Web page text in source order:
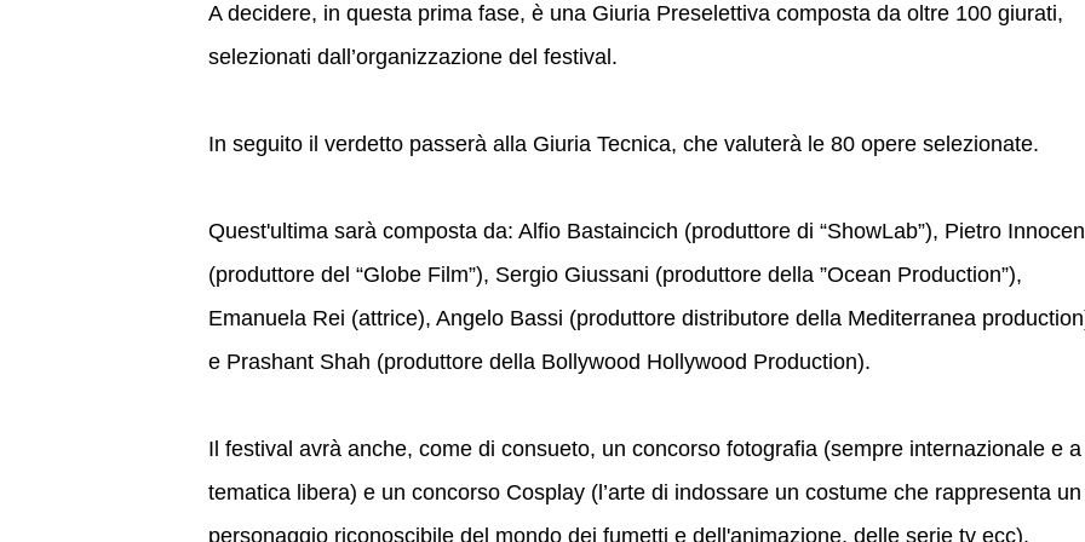
A decidere, in questa prima fase, è una Giuria Preselettiva composta da oltre 100 giurati,
selezionati dall’organizzazione del festival.
In seguito il verdetto passerà alla Giuria Tecnica, che valuterà le 80 opere selezionate.
Quest'ultima sarà composta da: Alfio Bastaincich (produttore di “ShowLab”), Pietro
(produttore del “Globe Film”), Sergio Giussani (produttore della ”Ocean Production”),
Emanuela Rei (attrice), Angelo Bassi (produttore distributore della Mediterranea
e Prashant Shah (produttore della Bollywood Hollywood Production).
Il festival avrà anche, come di consueto, un concorso fotografia (sempre internazionale e a
tematica libera) e un concorso Cosplay (l’arte di indossare un costume che rappresenta un
personaggio riconoscibile del mondo dei fumetti e dell'animazione, delle serie tv ecc).